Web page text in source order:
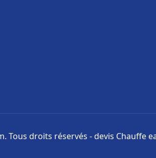
Tous droits réservés - devis Chauffe